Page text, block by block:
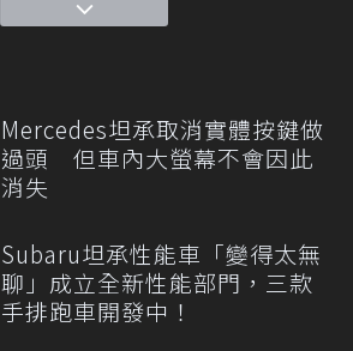
Mercedes坦承取消實體按鍵做
過頭 但車內大螢幕不會因此
消失
Subaru坦承性能車「變得太無
聊」成立全新性能部門，三款
手排跑車開發中！